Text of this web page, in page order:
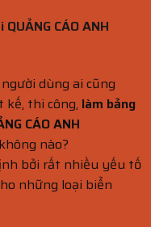
CÁO ANH
dùng ai cũng
thi công, làm bảng
CÁO ANH
nào?
bởi rất nhiều yếu tố
những loại biển